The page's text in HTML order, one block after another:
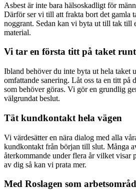
Asbest är inte bara hälsoskadligt för
Därför ser vi till att frakta bort det gamla
noggrant. Sedan kan vi byta ut till tak till
material.
Vi tar en första titt på taket
Ibland behöver du inte byta ut hela taket
omfattande sanering. Låt oss ta en titt på
som behöver göras. Vi gör en grundlig
välgrundat beslut.
Tät kundkontakt hela vägen
Vi värdesätter en nära dialog med alla
kundkontakt från början till slut. Många
återkommande under flera år vilket visar
av dig så kan vi prata mer.
Med Roslagen som